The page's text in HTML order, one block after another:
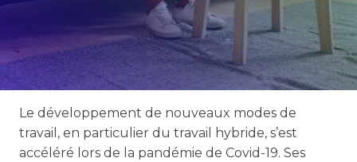
Le développement de nouveaux modes de
travail, en particulier du travail hybride, s’est
accéléré lors de la pandémie de Covid-19. Ses